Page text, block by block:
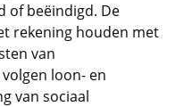
of beëindigd. De
rekening houden met
van
loon- en
van sociaal